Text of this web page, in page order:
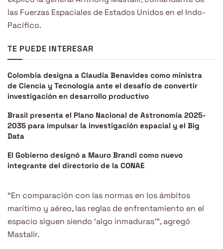
las Fuerzas Espaciales de Estados Unidos en el Indo-
Pacífico.
TE PUEDE INTERESAR
Colombia designa a Claudia Benavides como ministra
de Ciencia y Tecnología ante el desafío de convertir
investigación en desarrollo productivo
Brasil presenta el Plano Nacional de Astronomia 2025-
2035 para impulsar la investigación espacial y el Big
Data
El Gobierno designó a Mauro Brandi como nuevo
integrante del directorio de la CONAE
“En comparación con las normas en los ámbitos
marítimo y aéreo, las reglas de enfrentamiento en el
espacio siguen siendo ‘algo inmaduras’”, agregó
Mastalir.